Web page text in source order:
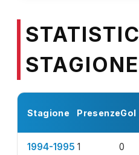
STAGIONE
Stagione PresenzeGol
1994-1995 1 0